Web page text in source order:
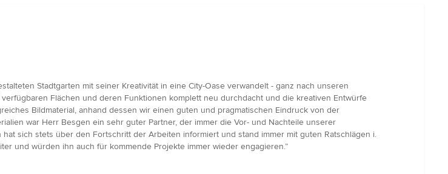
Stadtgarten mit seiner Kreativität in eine City-Oase verwandelt - ganz nach unseren
Flächen und deren Funktionen komplett neu durchdacht und die kreativen Entwürfe
Bildmaterial, anhand dessen wir einen guten und pragmatischen Eindruck von der
war Herr Besgen ein sehr guter Partner, der immer die Vor- und Nachteile unserer
sich stets über den Fortschritt der Arbeiten informiert und stand immer mit guten Ratschlägen i.
und würden ihn auch für kommende Projekte immer wieder engagieren.”